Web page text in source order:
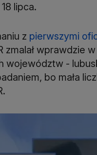
lipca.
z pierwszymi
zmalał wprawdzie
województw -
bo mała